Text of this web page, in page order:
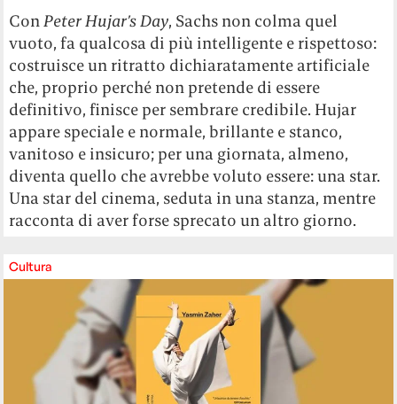
ConPeter Hujar’s Day, Sachs non colma quel
vuoto, fa qualcosa di più intelligente e rispettoso:
costruisce un ritratto dichiaratamente artificiale
che, proprio perché non pretende di essere
definitivo, finisce per sembrare credibile. Hujar
appare speciale e normale, brillante e stanco,
vanitoso e insicuro; per una giornata, almeno,
diventa quello che avrebbe voluto essere: una star.
Una star del cinema, seduta in una stanza, mentre
racconta di aver forse sprecato un altro giorno.
Cultura